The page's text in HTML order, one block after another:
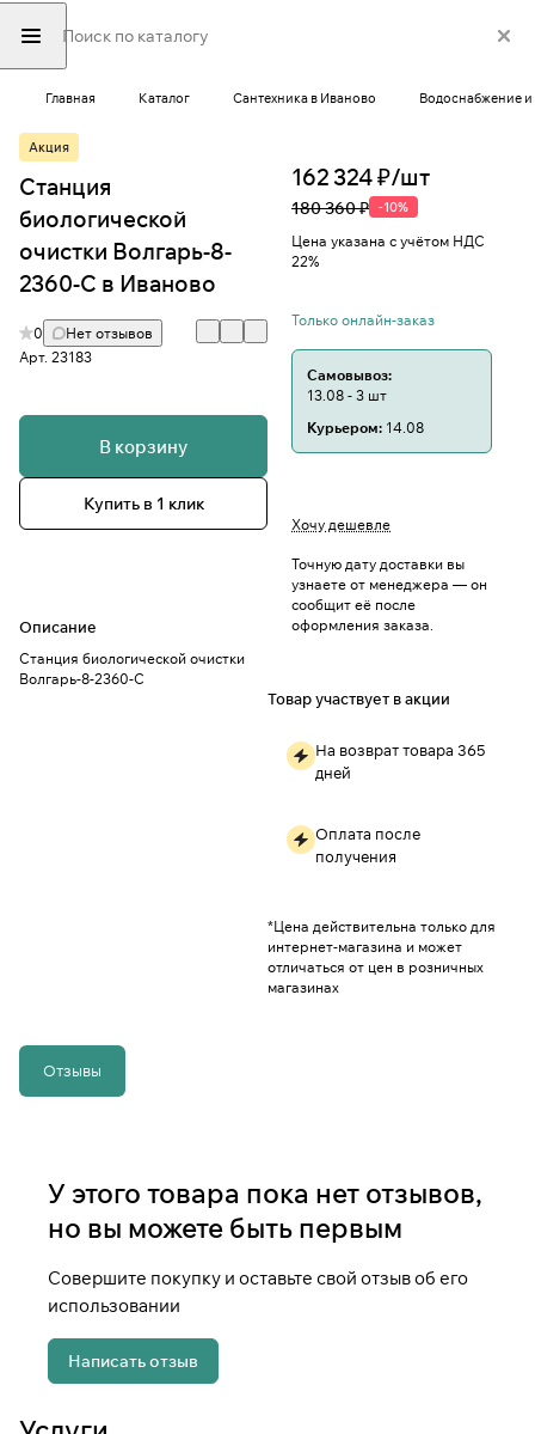
Главная Каталог Сантехника в Иваново Водоснабжение
Акция
Станция
биологической
очистки Волгарь-8-
2360-С в Иваново
0
Нет отзывов
Арт. 23183
В корзину
Купить в 1 клик
Описание
Станция биологической очистки
Волгарь-8-2360-С
162 324 ₽/шт
180 360 ₽ -10%
Цена указана с учётом НДС
22%
Только онлайн-заказ
Самовывоз:
13.08 - 3 шт
Курьером: 14.08
Хочу дешевле
Точную дату доставки вы
узнаете от менеджера — он
сообщит её после
оформления заказа.
Товар участвует в акции
На возврат товара 365
дней
Оплата после
получения
*Цена действительна только для
интернет-магазина и может
отличаться от цен в розничных
магазинах
Отзывы
У этого товара пока нет отзывов,
но вы можете быть первым
Совершите покупку и оставьте свой отзыв об его
использовании
Написать отзыв